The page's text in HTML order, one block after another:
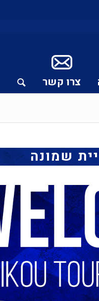
צרו קשר
שמונה